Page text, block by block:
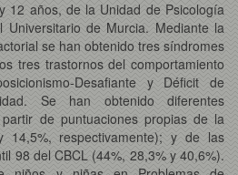
12 años, de la Unidad de Psicología
Universitario de Murcia. Mediante la
se han obtenido tres síndromes
tres trastornos del comportamiento
Desafiante y Déficit de
Se han obtenido diferentes
de puntuaciones propias de la
14,5%, respectivamente); y de las
98 del CBCL (44%, 28,3% y 40,6%).